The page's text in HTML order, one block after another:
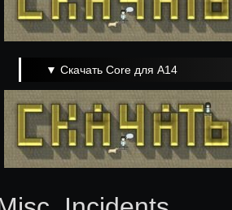
▼ Скачать Core для A14